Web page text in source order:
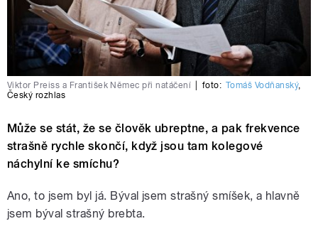
Viktor Preiss a František Němec při natáčení foto: Tomáš Vodňanský,
Český rozhlas
Může se stát, že se člověk ubreptne, a pak frekvence
strašně rychle skončí, když jsou tam kolegové
náchylní ke smíchu?
Ano, to jsem byl já. Býval jsem strašný smíšek, a hlavně
jsem býval strašný brebta.